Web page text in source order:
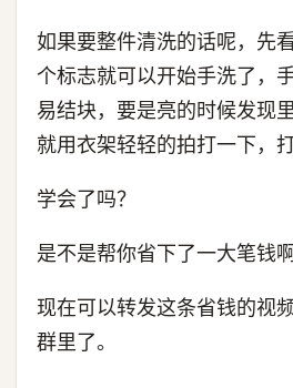
如果要整件清洗的话呢，先
个标志就可以开始手洗了，
易结块，要是亮的时候发现
就用衣架轻轻的拍打一下，
学会了吗？
是不是帮你省下了一大笔钱啊
现在可以转发这条省钱的视
群里了。